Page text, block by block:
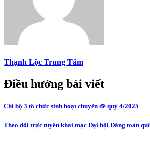
Thạnh Lộc Trung Tâm
Điều hướng bài viết
Chi bộ 3 tổ chức sinh hoạt chuyên đề quý 4/2025
Theo dõi trực tuyến khai mạc Đại hội Đảng toàn